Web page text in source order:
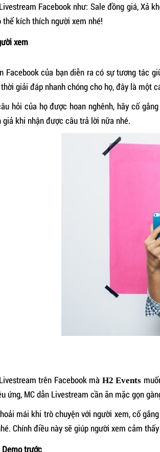
Facebook như: Sale đồng giá, Xả
kích thích người xem nhé!
xem
Facebook của bạn diễn ra có sự tương tác
giải đáp nhanh chóng cho họ, đây là một
hỏi của họ được hoan nghênh, hãy cố
khi nhận được câu trả lời nữa nhé.
trên Facebook mà H2 Events
ứng, MC dẫn Livestream cần ăn mặc gọn
mái khi trò chuyện với người xem, cố
Chính điều này sẽ giúp người xem cảm
trước